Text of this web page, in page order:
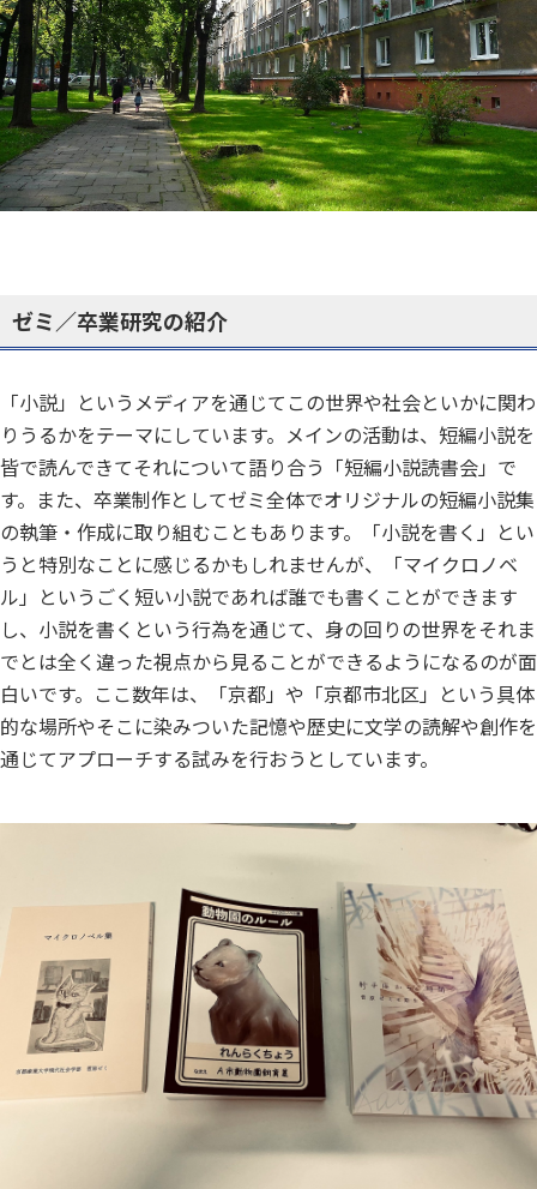
ゼミ／卒業研究の紹介
「小説」というメディアを通じてこの世界や社会といかに関わ
りうるかをテーマにしています。メインの活動は、短編小説を
皆で読んできてそれについて語り合う「短編小説読書会」で
す。また、卒業制作としてゼミ全体でオリジナルの短編小説集
の執筆・作成に取り組むこともあります。「小説を書く」とい
うと特別なことに感じるかもしれませんが、「マイクロノベ
ル」というごく短い小説であれば誰でも書くことができます
し、小説を書くという行為を通じて、身の回りの世界をそれま
でとは全く違った視点から見ることができるようになるのが面
白いです。ここ数年は、「京都」や「京都市北区」という具体
的な場所やそこに染みついた記憶や歴史に文学の読解や創作を
通じてアプローチする試みを行おうとしています。